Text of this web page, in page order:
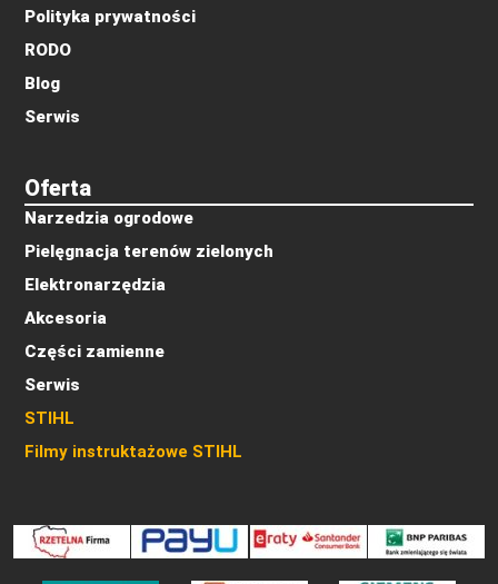
Oferta
Narzedzia ogrodowe
Pielęgnacja terenów zielonych
Elektronarzędzia
Akcesoria
Części zamienne
Serwis
STIHL
Filmy instruktażowe STIHL
Polityka prywatności
RODO
Blog
Serwis